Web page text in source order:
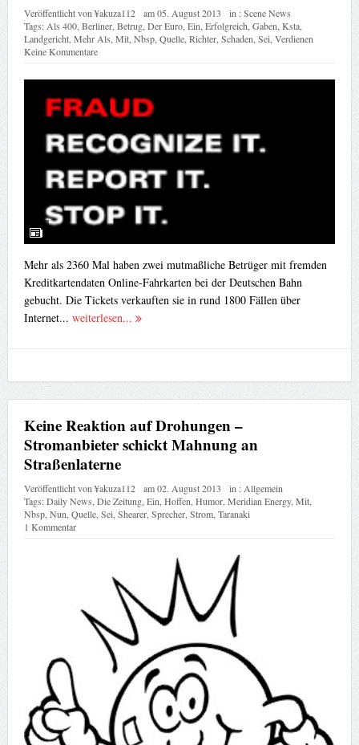
Veröffentlicht von¥akuza112 am05. August 2013 in :Scene News
Tags: Als 400, Berliner, Betrug, Der Euro, Ein Erfolgreich Gaben Ksta,
Landgericht, Mehr Als Mit, Nbsp, Quelle, Richter, Schaden Sei Verdienen
Keine Kommentare
Mehr als 2360 Mal haben zwei mutmaßliche Betrüger mit fremden
Kreditkartendaten Online-Fahrkarten bei der Deutschen Bahn
gebucht. Die Tickets verkauften sie in rund 1800 Fällen über
Internet... weiterlesen...
Keine Reaktion auf Drohungen –
Stromanbieter schickt Mahnung an
Straßenlaterne
Veröffentlicht von¥akuza112 am02. August 2013 in : Allgemein
Tags:Daily News Die Zeitung, Ein Hoffen Humor, Meridian Energy, Mit,
Nbsp, Nun Quelle, Sei Shearer, Sprecher, Strom, Taranaki
1 Kommentar